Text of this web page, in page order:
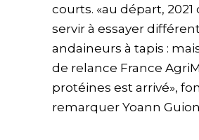
courts. «au départ, 2021
servir à essayer
andaineurs à tapis :
de relance France
protéines est arrivé»,
remarquer Yoann